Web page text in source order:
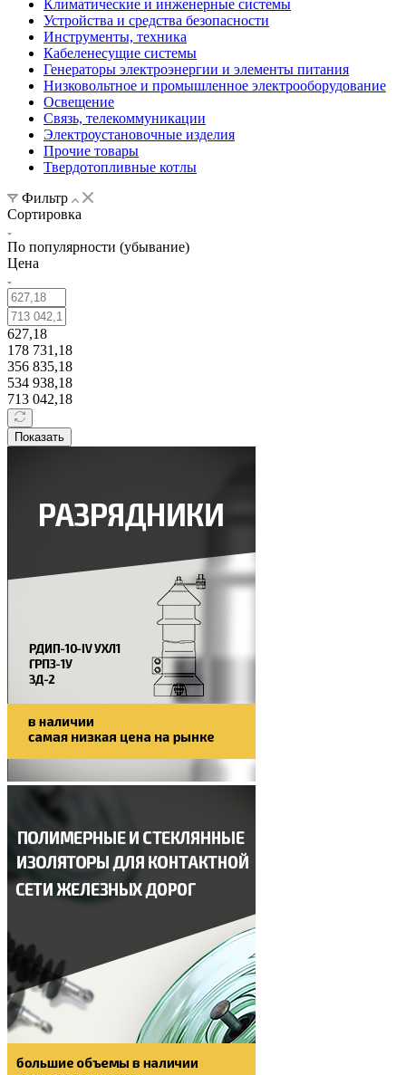
Климатические и инженерные системы
Устройства и средства безопасности
Инструменты, техника
Кабеленесущие системы
Генераторы электроэнергии и элементы питания
Низковольтное и промышленное электрооборудование
Освещение
Связь, телекоммуникации
Электроустановочные изделия
Прочие товары
Твердотопливные котлы
Фильтр
Сортировка
По популярности (убывание)
Цена
627,18
178 731,18
356 835,18
534 938,18
713 042,18
Показать